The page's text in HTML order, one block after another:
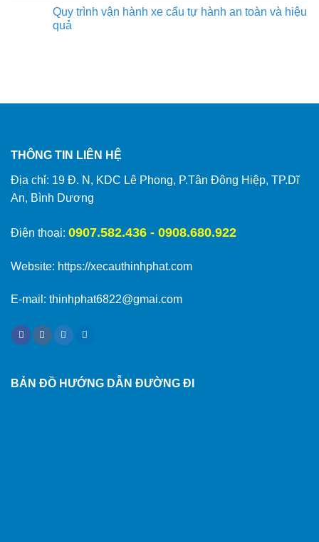
Quy trình vận hành xe cẩu tự hành an toàn và hiệu
quả
THÔNG TIN LIÊN HỆ
Địa chỉ: 19 Đ. N, KDC Lê Phong, P.Tân Đông Hiệp, TP.Dĩ
An, Bình Dương
Điện thoại: 0907.582.436 - 0908.680.922
Website: https://xecauthinhphat.com
E-mail: thinhphat6822@gmai.com
BẢN ĐỒ HƯỚNG DẪN ĐƯỜNG ĐI